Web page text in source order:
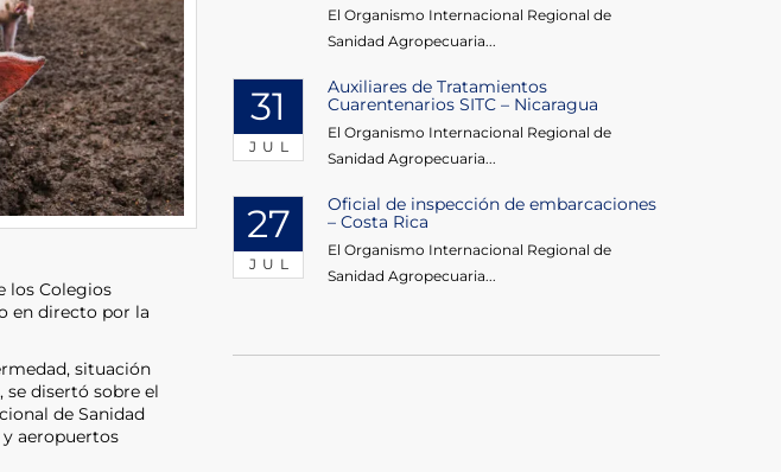
los Colegios
en directo por la
situación
disertó sobre el
de Sanidad
aeropuertos
El Organismo Internacional Regional de
Sanidad Agropecuaria...
31
JUL
Auxiliares de Tratamientos
Cuarentenarios SITC – Nicaragua
El Organismo Internacional Regional de
Sanidad Agropecuaria...
27
JUL
Oficial de inspección de embarcaciones
– Costa Rica
El Organismo Internacional Regional de
Sanidad Agropecuaria...